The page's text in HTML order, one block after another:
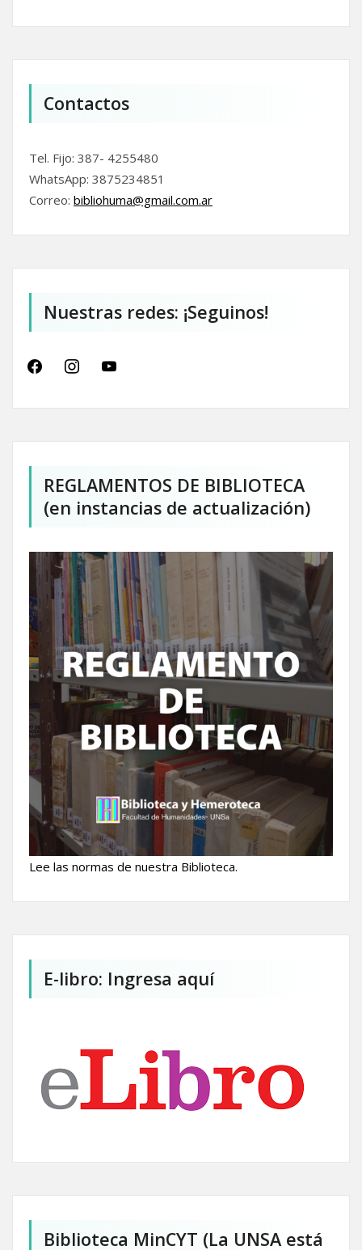
Contactos
Tel. Fijo: 387- 4255480
WhatsApp: 3875234851
Correo: bibliohuma@gmail.com.ar
Nuestras redes: ¡Seguinos!
facebookinstagramyoutube
REGLAMENTOS DE BIBLIOTECA
(en instancias de actualización)
Lee las normas de nuestra Biblioteca.
E-libro: Ingresa aquí
Biblioteca MinCYT (La UNSA está